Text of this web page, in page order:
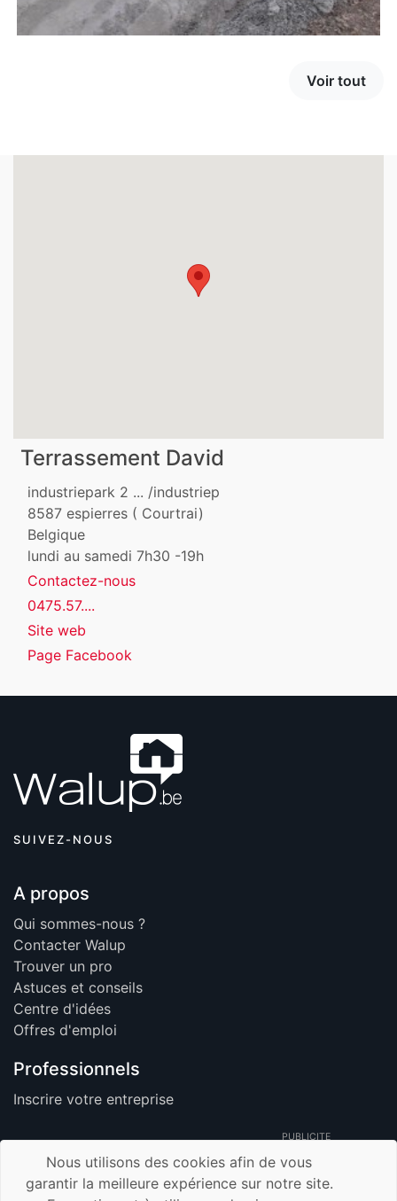
Voir tout
Terrassement David
industriepark 2 ... /industriep
8587 espierres ( Courtrai)
Belgique
lundi au samedi 7h30 -19h
Contactez-nous
0475.57....
Site web
Page Facebook
SUIVEZ-NOUS
A propos
Qui sommes-nous ?
Contacter Walup
Trouver un pro
Astuces et conseils
Centre d'idées
Offres d'emploi
Professionnels
Inscrire votre entreprise
PUBLICITE
Nous utilisons des cookies afin de vous
garantir la meilleure expérience sur notre site.